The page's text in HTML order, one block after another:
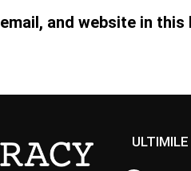
email, and website in